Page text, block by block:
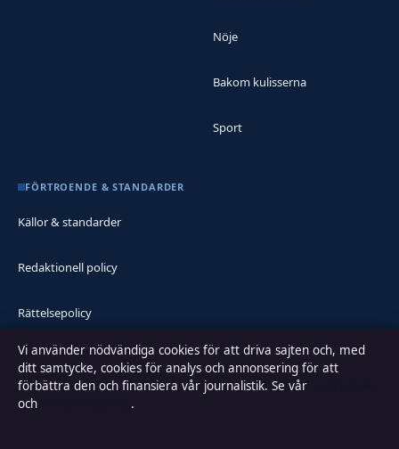
Nöje
Bakom kulisserna
Sport
FÖRTROENDE & STANDARDER
Källor & standarder
Redaktionell policy
Rättelsepolicy
Faktagranskningspolicy
Ägande & finansiering
Vi använder nödvändiga cookies för att driva sajten och, med
ditt samtycke, cookies för analys och annonsering för att
förbättra den och finansiera vår journalistik. Se vår
och
.